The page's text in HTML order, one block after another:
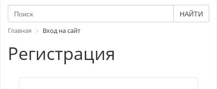
НАЙТИ
Главная Вход на сайт
Регистрация